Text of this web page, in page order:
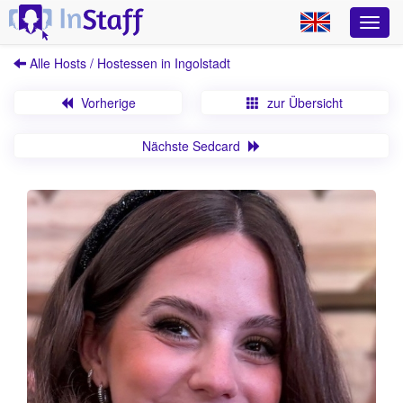
Alle Hosts / Hostessen in Ingolstadt
Vorherige zur Übersicht
Nächste Sedcard